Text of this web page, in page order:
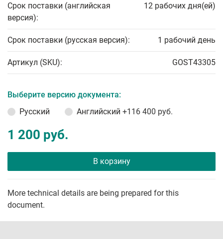
Срок поставки (английская
версия):
12 рабочих дня(ей)
Срок поставки (русская версия): 1 рабочий день
Артикул (SKU): GOST43305
Выберите версию документа:
Русский
Английский +116 400 руб.
1 200 руб.
В корзину
More technical details are being prepared for this
document.